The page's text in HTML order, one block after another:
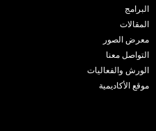
البرامج
المقالات
معرض الصور
التواصل معنا
الورش والفعاليات
موقع الأكاديمية